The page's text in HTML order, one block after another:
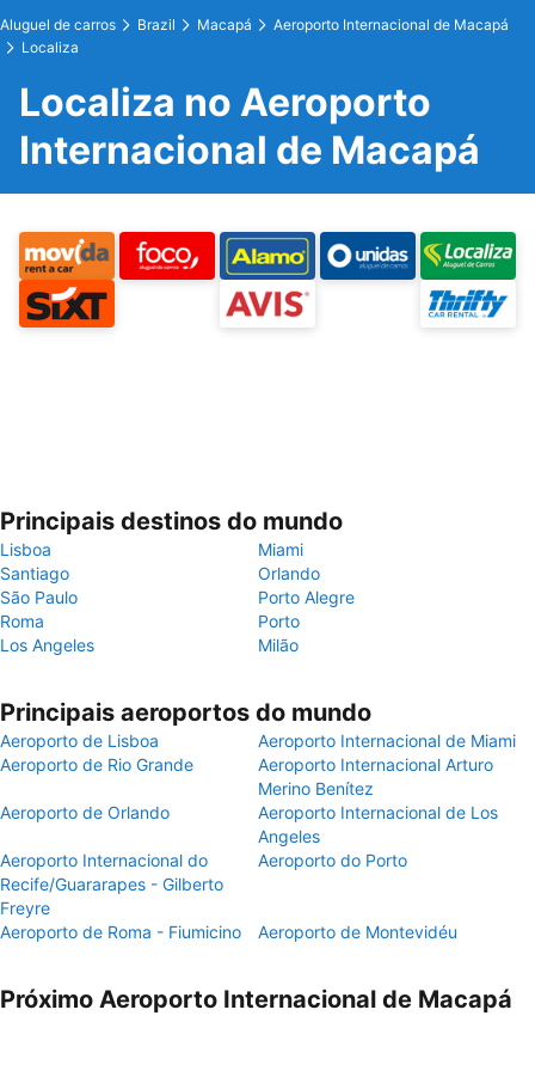
Aluguel de carros Brazil Macapá
Aeroporto Internacional de Macapá
Localiza
Localiza no Aeroporto
Internacional de Macapá
Principais destinos do mundo
Lisboa
Miami
Santiago
Orlando
São Paulo
Porto Alegre
Roma
Porto
Los Angeles
Milão
Principais aeroportos do mundo
Aeroporto de Lisboa
Aeroporto Internacional de Miami
Aeroporto de Rio Grande
Aeroporto Internacional Arturo
Merino Benítez
Aeroporto de Orlando
Aeroporto Internacional de Los
Angeles
Aeroporto Internacional do
Recife/Guararapes - Gilberto
Freyre
Aeroporto do Porto
Aeroporto de Roma - Fiumicino Aeroporto de Montevidéu
Próximo Aeroporto Internacional de Macapá